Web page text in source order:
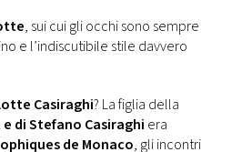
, sui cui gli occhi sono sempre
e l’indiscutibile stile davvero
Casiraghi? La figlia della
di Stefano Casiraghi era
de Monaco, gli incontri